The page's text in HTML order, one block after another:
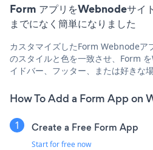
Form アプリをWebnodeサイ
までになく簡単になりました
カスタマイズしたForm Webnodeア
のスタイルと色を一致させ、Form
イドバー、フッター、または好きな
How To Add a Form App on
Create a Free Form App
Start for free now